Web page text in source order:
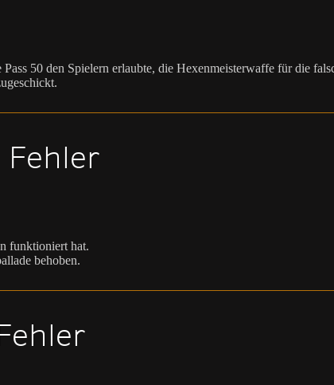
50 den Spielern erlaubte, die Hexenmeisterwaffe für die
Fehler
funktioniert hat.
behoben.